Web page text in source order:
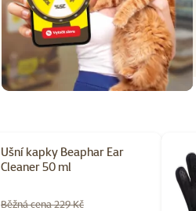
Ušní kapky Beaphar Ear
Cleaner 50 ml
Běžná cena 229 Kč